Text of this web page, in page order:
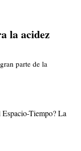
la acidez
parte de la